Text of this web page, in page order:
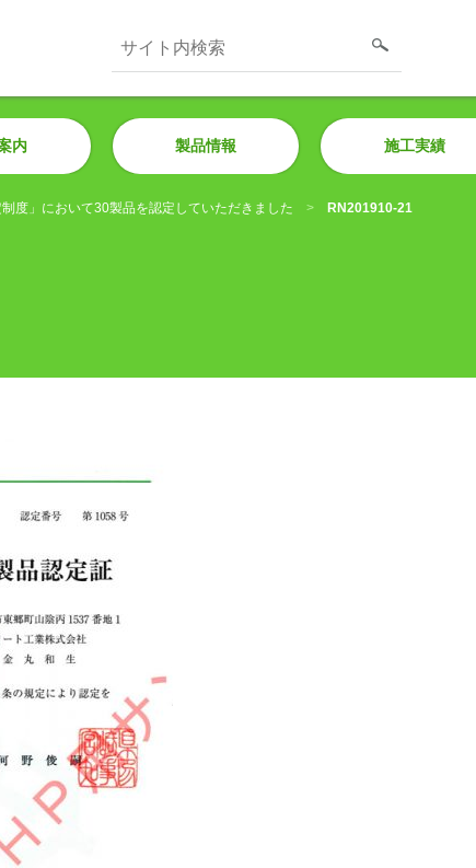
内 製品情報 施工実績
度」において30製品を認定していただきました RN201910-21